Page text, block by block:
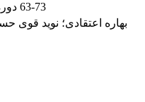
63-73
بهاره اعتقادی؛ نوید قوی